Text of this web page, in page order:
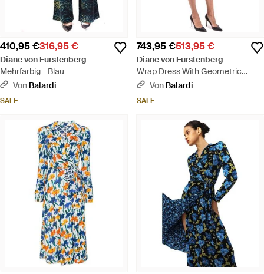
410,95 €316,95 €
Diane von Furstenberg
Mehrfarbig - Blau
Von Balardi
SALE
743,95 €513,95 €
Diane von Furstenberg
Wrap Dress With Geometric
Pattern - Blau
Von Balardi
SALE